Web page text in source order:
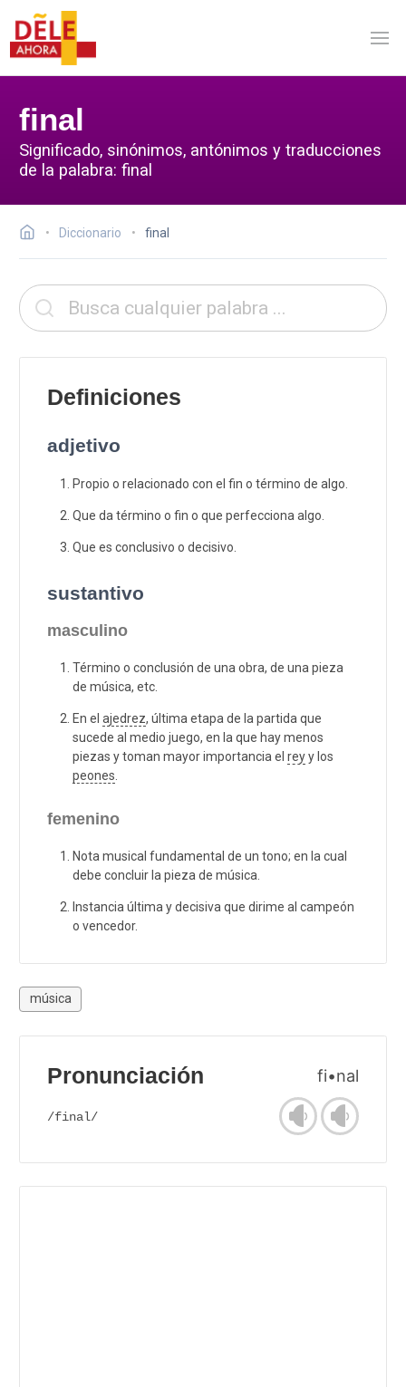
final
Significado, sinónimos, antónimos y traducciones
de la palabra: final
Diccionario final
Definiciones
adjetivo
Propio o relacionado con el fin o término de algo.
Que da término o fin o que perfecciona algo.
Que es conclusivo o decisivo.
sustantivo
masculino
Término o conclusión de una obra, de una pieza
de música, etc.
En el ajedrez, última etapa de la partida que
sucede al medio juego, en la que hay menos
piezas y toman mayor importancia el reyy los
peones
femenino
Nota musical fundamental de un tono; en la cual
debe concluir la pieza de música.
Instancia última y decisiva que dirime al campeón
o vencedor.
música
Pronunciación fi•nal
/final/